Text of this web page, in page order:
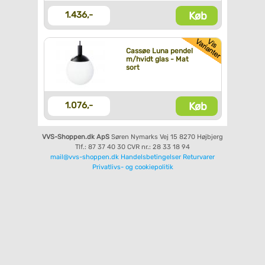
1.436,- Køb
Cassøe Luna pendel
m/hvidt glas - Mat
sort
1.076,- Køb
VVS-Shoppen.dk ApS Søren Nymarks Vej 15 8270 Højbjerg
Tlf.: 87 37 40 30 CVR nr.: 28 33 18 94
mail@vvs-shoppen.dk Handelsbetingelser Returvarer
Privatlivs- og cookiepolitik